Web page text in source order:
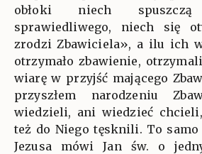
obłoki niech
sprawiedliwego, niech się
zrodzi Zbawiciela», a ilu ich
otrzymało zbawienie,
wiarę w przyjść mającego
przyszłem narodzeniu
wiedzieli, ani wiedzieć
też do Niego tęsknili. To samo
Jezusa mówi Jan św. o